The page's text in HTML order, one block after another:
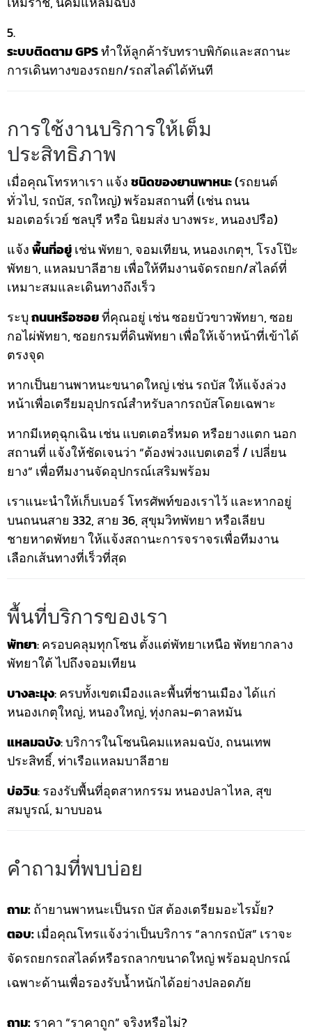
ระบบติดตาม GPSทำให้ลูกค้ารับทราบพิกัดและสถานะ
การเดินทางของรถยก/รถสไลด์ได้ทันที
การใช้งานบริการให้เต็ม
ประสิทธิภาพ
เมื่อคุณโทรหาเรา แจ้งชนิดของยานพาหนะ(รถยนต์
ทั่วไป, รถบัส, รถใหญ่) พร้อมสถานที่ (เช่น ถนน
มอเตอร์เวย์ ชลบุรี หรือ นิยมส่ง บางพระ, หนองปรือ)
แจ้งพื้นที่อยู่เช่น พัทยา, จอมเทียน, หนองเกตุฯ, โรงโป๊ะ
พัทยา, แหลมบาลีฮาย เพื่อให้ทีมงานจัดรถยก/สไลด์ที่
เหมาะสมและเดินทางถึงเร็ว
ระบุถนนหรือซอยที่คุณอยู่ เช่น ซอยบัวขาวพัทยา, ซอย
กอไผ่พัทยา, ซอยกรมที่ดินพัทยา เพื่อให้เจ้าหน้าที่เข้าได้
ตรงจุด
หากเป็นยานพาหนะขนาดใหญ่ เช่น รถบัส ให้แจ้งล่วง
หน้าเพื่อเตรียมอุปกรณ์สำหรับลากรถบัสโดยเฉพาะ
หากมีเหตุฉุกเฉิน เช่น แบตเตอรี่หมด หรือยางแตก นอก
สถานที่ แจ้งให้ชัดเจนว่า “ต้องพ่วงแบตเตอรี่ / เปลี่ยน
ยาง” เพื่อทีมงานจัดอุปกรณ์เสริมพร้อม
เราแนะนำให้เก็บเบอร์ โทรศัพท์ของเราไว้ และหากอยู่
บนถนนสาย 332, สาย 36, สุขุมวิทพัทยา หรือเลียบ
ชายหาดพัทยา ให้แจ้งสถานะการจราจรเพื่อทีมงาน
เลือกเส้นทางที่เร็วที่สุด
พื้นที่บริการของเรา
พัทยา: ครอบคลุมทุกโซน ตั้งแต่พัทยาเหนือ พัทยากลาง
พัทยาใต้ ไปถึงจอมเทียน
บางละมุง: ครบทั้งเขตเมืองและพื้นที่ชานเมือง ได้แก่
หนองเกตุใหญ่, หนองใหญ่, ทุ่งกลม-ตาลหมัน
แหลมฉบัง: บริการในโซนนิคมแหลมฉบัง, ถนนเทพ
ประสิทธิ์, ท่าเรือแหลมบาลีฮาย
บ่อวิน: รองรับพื้นที่อุตสาหกรรม หนองปลาไหล, สุข
สมบูรณ์, มาบบอน
คำถามที่พบบ่อย
ถาม:ถ้ายานพาหนะเป็นรถ บัส ต้องเตรียมอะไรมั้ย?
ตอบ:เมื่อคุณโทรแจ้งว่าเป็นบริการ “ลากรถบัส” เราจะ
จัดรถยกรถสไลด์หรือรถลากขนาดใหญ่ พร้อมอุปกรณ์
เฉพาะด้านเพื่อรองรับน้ำหนักได้อย่างปลอดภัย
ถาม:ราคา “ราคาถูก” จริงหรือไม่?